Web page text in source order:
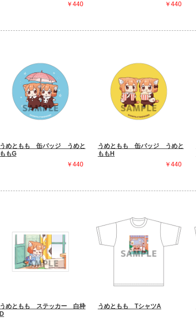
￥440
￥440
うめともも 缶バッジ うめと
ももG
￥440
うめともも 缶バッジ うめと
ももH
￥440
うめともも ステッカー 白枠
D
うめともも TシャツA